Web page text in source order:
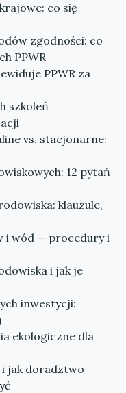
co się
zgodności: co
PPWR
PPWR za
szkoleń
vs. stacjonarne:
12 pytań
klauzule,
i wód — procedury i
i jak je
inwestycji:
ekologiczne dla
jak doradztwo